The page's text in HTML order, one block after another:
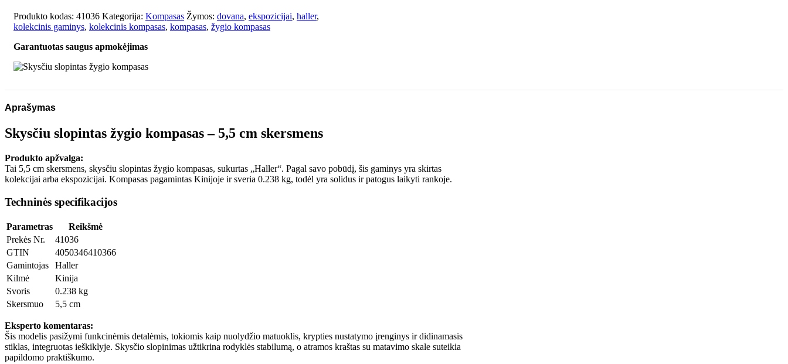
kompasas
Produkto kodas: 41036 Kategorija: Kompasas Žymos: dovana, ekspozicijai, haller,
kolekcinis gaminys, kolekcinis kompasas, kompasas, žygio kompasas
Garantuotas saugus apmokėjimas
Aprašymas
Skysčiu slopintas žygio kompasas – 5,5 cm skersmens
Produkto apžvalga:
Tai 5,5 cm skersmens, skysčiu slopintas žygio kompasas, sukurtas „Haller“. Pagal savo pobūdį, šis gaminys yra skirtas
kolekcijai arba ekspozicijai. Kompasas pagamintas Kinijoje ir sveria 0.238 kg, todėl yra solidus ir patogus laikyti rankoje.
Techninės specifikacijos
Parametras
Reikšmė
Prekės Nr.
41036
GTIN
4050346410366
Gamintojas
Haller
Kilmė
Kinija
Svoris
0.238 kg
Skersmuo
5,5 cm
Eksperto komentaras:
Šis modelis pasižymi funkcinėmis detalėmis, tokiomis kaip nuolydžio matuoklis, krypties nustatymo įrenginys ir didinamasis
stiklas, integruotas ieškiklyje. Skysčio slopinimas užtikrina rodyklės stabilumą, o atramos kraštas su matavimo skale suteikia
papildomo praktiškumo.